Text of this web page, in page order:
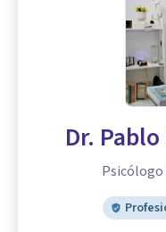
Dr.
Psicólogo